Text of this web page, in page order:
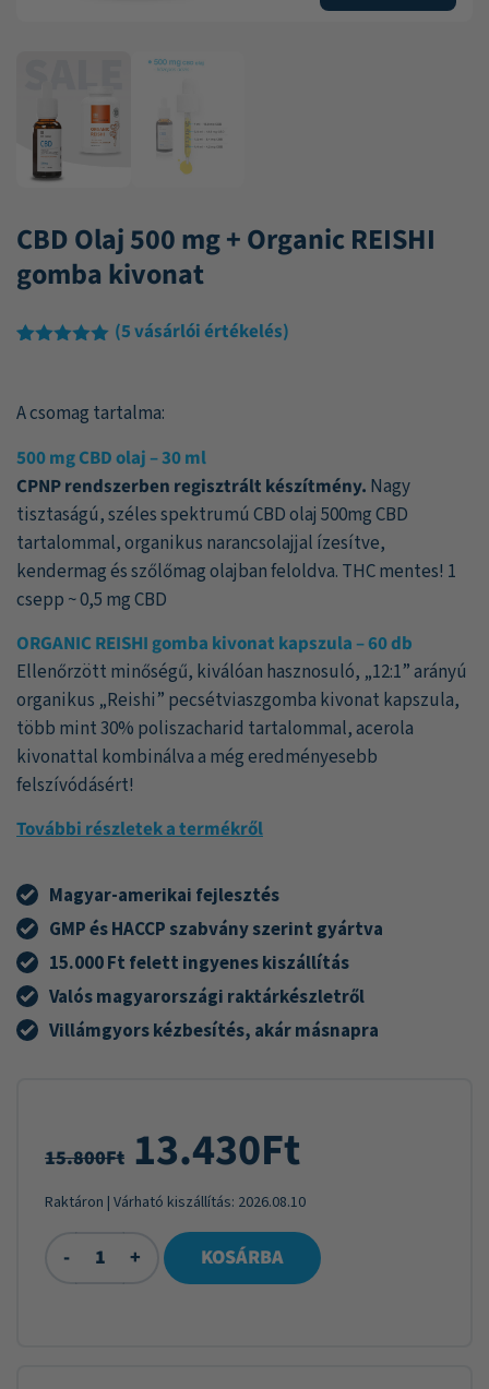
CBD Olaj 500 mg + Organic REISHI
gomba kivonat
értékelés
(5vásárlói értékelés)
A csomag tartalma:
500 mg CBD olaj – 30 ml
CPNP rendszerben regisztrált készítmény. Nagy
tisztaságú, széles spektrumú CBD olaj 500mg CBD
tartalommal, organikus narancsolajjal ízesítve,
kendermag és szőlőmag olajban feloldva. THC mentes! 1
csepp ~ 0,5 mg CBD
ORGANIC REISHI gomba kivonat kapszula – 60 db
Ellenőrzött minőségű, kiválóan hasznosuló, „12:1” arányú
organikus „Reishi” pecsétviaszgomba kivonat kapszula,
több mint 30% poliszacharid tartalommal, acerola
kivonattal kombinálva a még eredményesebb
felszívódásért!
További részletek a termékről
Magyar-amerikai fejlesztés
GMP és HACCP szabvány szerint gyártva
15.000 Ft felett ingyenes kiszállítás
Valós magyarországi raktárkészletről
Villámgyors kézbesítés, akár másnapra
15.800Ft 13.430Ft
Raktáron | Várható kiszállítás: 2026.08.10
- + KOSÁRBA